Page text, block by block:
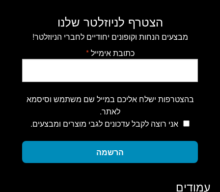
הצטרף לניוזלטר שלנו
מבצעים הנחות וקופונים יחודיים לחברי הניוזלטר!
כתובת אימייל*
בהצטרפות ישלח אליכם במייל שם משתמש וסיסמא
לאתר.
אני רוצה לקבל עדכונים לגבי מוצרים ומבצעים.
הרשמה
עמודים